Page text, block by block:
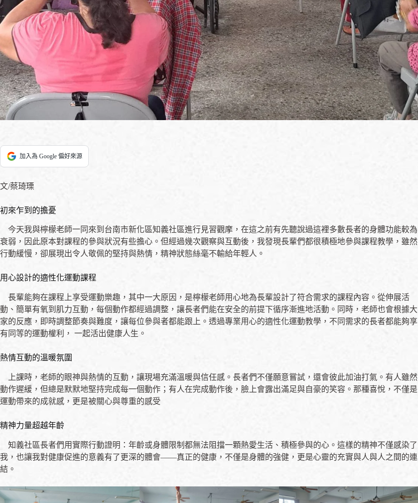
加入為 Google 偏好來源
文/蔡琦瑮
初來乍到的擔憂
今天我與檸檬老師一同來到台南市新化區知義社區進行見習觀摩，在這之前有先聽說過這裡多數長者的身體功能較為
衰弱，因此原本對課程的參與狀況有些擔心。但經過幾次觀察與互動後，我發現長輩們都很積極地參與課程教學，雖然
行動緩慢，卻展現出令人敬佩的堅持與熱情，精神狀態絲毫不輸給年輕人。
用心設計的適性化運動課程
長輩能夠在課程上享受運動樂趣，其中一大原因，是檸檬老師用心地為長輩設計了符合需求的課程內容。從伸展活
動、簡單有氧到肌力互動，每個動作都經過調整，讓長者們能在安全的前提下循序漸進地活動。同時，老師也會根據大
家的反應，即時調整節奏與難度，讓每位參與者都能跟上。透過專業用心的適性化運動教學，不同需求的長者都能夠享
有同等的運動權利， 一起活出健康人生。
熱情互動的溫暖氛圍
上課時，老師的眼神與熱情的互動，讓現場充滿溫暖與信任感。長者們不僅願意嘗試，還會彼此加油打氣。有人雖然
動作遲緩，但總是默默地堅持完成每一個動作；有人在完成動作後，臉上會露出滿足與自豪的笑容。那種喜悅，不僅是
運動帶來的成就感，更是被關心與尊重的感受
精神力量超越年齡
知義社區長者們用實際行動證明：年齡或身體限制都無法阻擋一顆熱愛生活、積極參與的心。這樣的精神不僅感染了
我，也讓我對健康促進的意義有了更深的體會——真正的健康，不僅是身體的強健，更是心靈的充實與人與人之間的連
結。